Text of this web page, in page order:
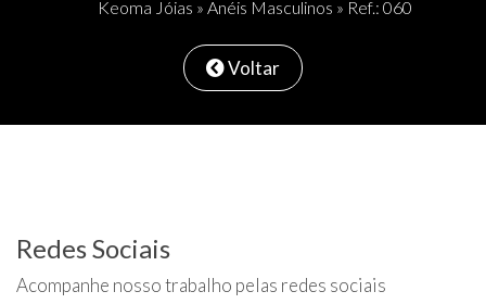
Keoma Jóias » Anéis Masculinos » Ref.: 060
Voltar
Redes Sociais
Acompanhe nosso trabalho pelas redes sociais